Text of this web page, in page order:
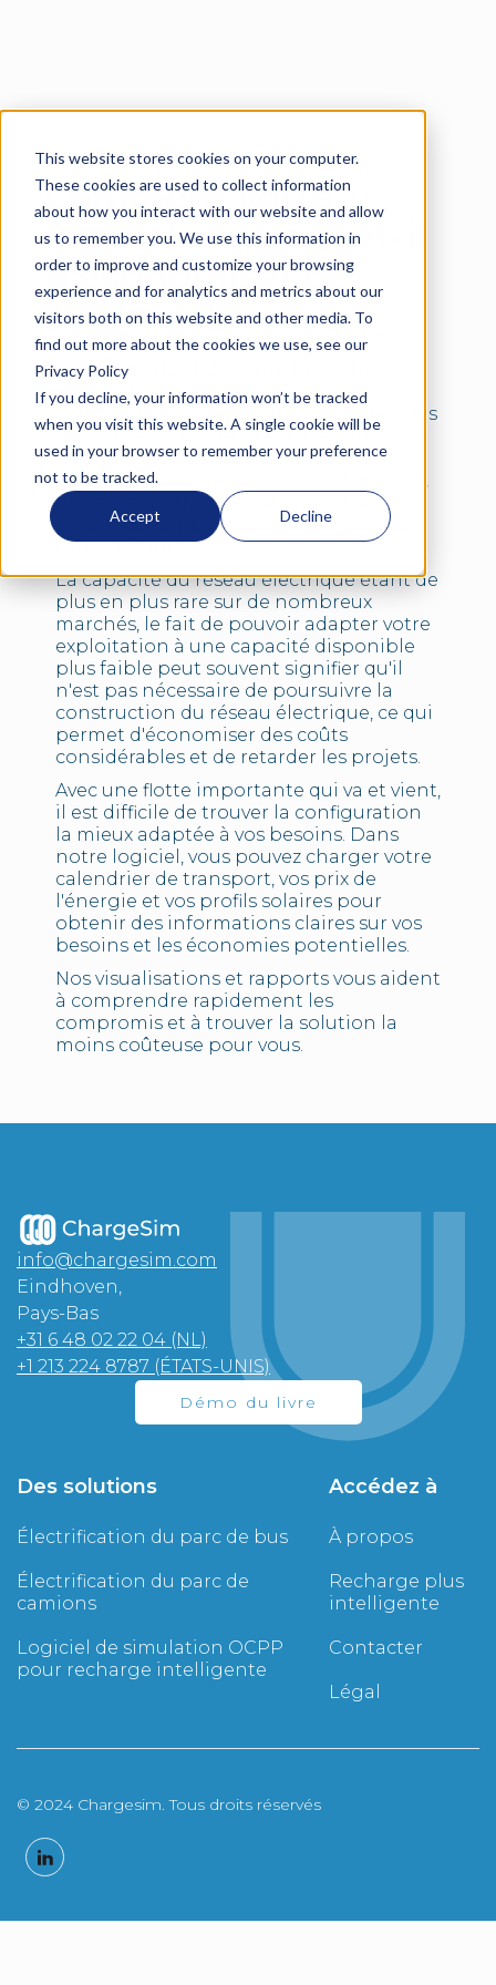
This website stores cookies on your computer.
These cookies are used to collect information
about how you interact with our website and allow
us to remember you. We use this information in
order to improve and customize your browsing
experience and for analytics and metrics about our
visitors both on this website and other media. To
find out more about the cookies we use, see our
Privacy Policy
If you decline, your information won’t be tracked
when you visit this website. A single cookie will be
used in your browser to remember your preference
not to be tracked.
Accept Decline
Langue
Comment votre
logiciel me permet-il
d'économiser de
l'argent ?
Il est important de connaître votre
demande en énergie avant la
construction d'un projet. En calculant les
besoins en énergie à l'avance, vous
pouvez obtenir la bonne capacité de
service. Évitez d'avoir trop peu d'énergie,
de ne pas pouvoir recharger ou de
perdre du temps et de l'argent sur des
capacités inutiles.
La capacité du réseau électrique étant de
plus en plus rare sur de nombreux
marchés, le fait de pouvoir adapter votre
exploitation à une capacité disponible
plus faible peut souvent signifier qu'il
n'est pas nécessaire de poursuivre la
construction du réseau électrique, ce qui
permet d'économiser des coûts
considérables et de retarder les projets.
Avec une flotte importante qui va et vient,
il est difficile de trouver la configuration
la mieux adaptée à vos besoins. Dans
notre logiciel, vous pouvez charger votre
calendrier de transport, vos prix de
l'énergie et vos profils solaires pour
obtenir des informations claires sur vos
besoins et les économies potentielles.
Nos visualisations et rapports vous aident
à comprendre rapidement les
compromis et à trouver la solution la
moins coûteuse pour vous.
info@chargesim.com
Eindhoven,
Pays-Bas
+31 6 48 02 22 04 (NL)
+1 213 224 8787 (ÉTATS-UNIS)
Démo du livre
Des solutions
Électrification du parc de bus
Électrification du parc de
camions
Logiciel de simulation OCPP
pour recharge intelligente
Accédez à
À propos
Recharge plus
intelligente
Contacter
Légal
© 2024 Chargesim. Tous droits réservés